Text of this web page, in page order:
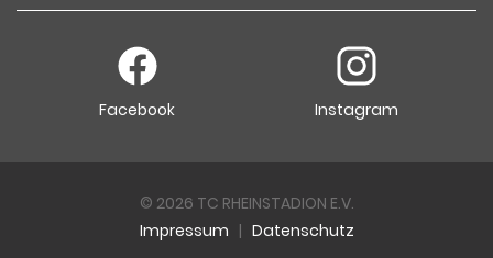
Facebook Instagram
© 2026 TC RHEINSTADION E.V.
Impressum | Datenschutz